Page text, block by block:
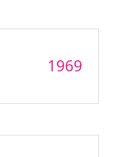
1969